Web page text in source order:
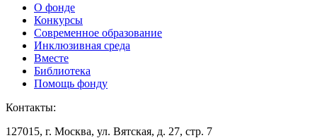
О фонде
Конкурсы
Современное образование
Инклюзивная среда
Вместе
Библиотека
Помощь фонду
Контакты:
127015, г. Москва, ул. Вятская, д. 27, стр. 7